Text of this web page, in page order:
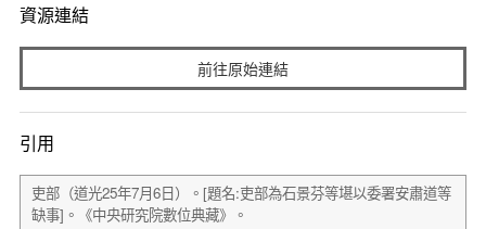
資源連結
前往原始連結
引用